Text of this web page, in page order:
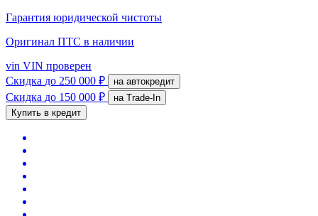
Гарантия юридической чистоты
Оригинал ПТС в наличии
vin VIN проверен
Скидка до 250 000 ₽ на автокредит
Скидка до 150 000 ₽
на Trade-In
Купить в кредит